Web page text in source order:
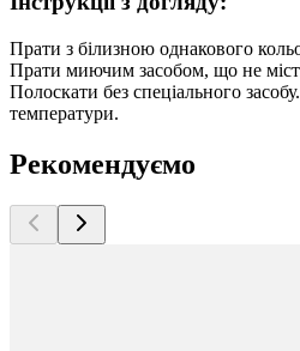
Прати з білизною однакового
Прати миючим засобом, що не
Полоскати без спеціального
температури.
Рекомендуємо